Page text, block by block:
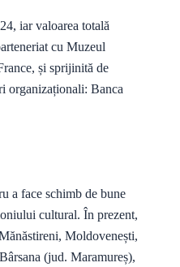
iar valoarea totală
cu Muzeul
și sprijinită de
organizaționali: Banca
a face schimb de bune
cultural. În prezent,
Moldovenești,
(jud. Maramureș),